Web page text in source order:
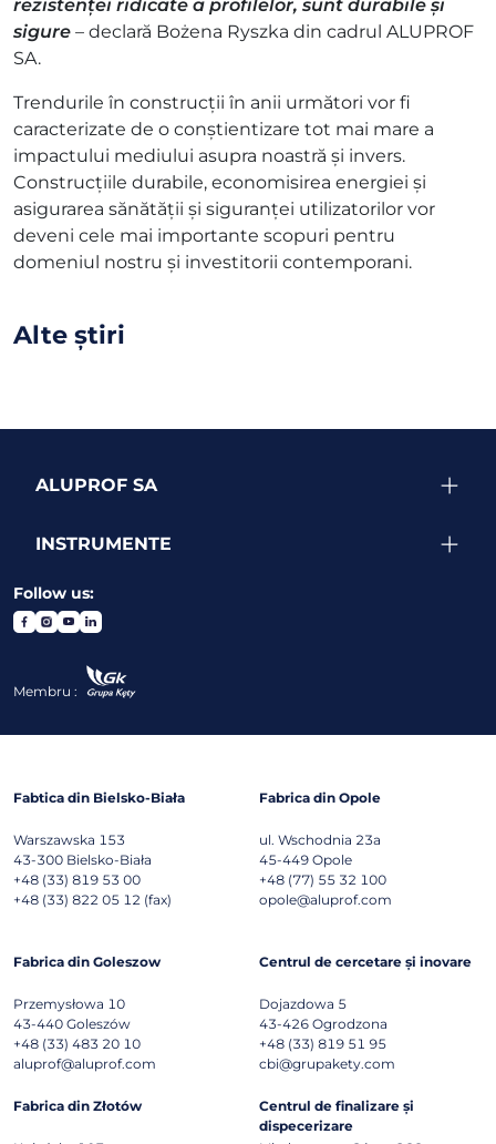
rezistenței ridicate a profilelor, sunt durabile și
sigure – declară Bożena Ryszka din cadrul ALUPROF
SA.
Trendurile în construcții în anii următori vor fi
caracterizate de o conștientizare tot mai mare a
impactului mediului asupra noastră și invers.
Construcțiile durabile, economisirea energiei și
asigurarea sănătății și siguranței utilizatorilor vor
deveni cele mai importante scopuri pentru
domeniul nostru și investitorii contemporani.
Alte știri
ALUPROF SA
INSTRUMENTE
Follow us:
Membru :
Fabtica din Bielsko-Biała
Warszawska 153
43-300 Bielsko-Biała
+48 (33) 819 53 00
+48 (33) 822 05 12 (fax)
Fabrica din Opole
ul. Wschodnia 23a
45-449 Opole
+48 (77) 55 32 100
opole@aluprof.com
Fabrica din Goleszow
Przemysłowa 10
43-440 Goleszów
+48 (33) 483 20 10
aluprof@aluprof.com
Centrul de cercetare și inovare
Dojazdowa 5
43-426 Ogrodzona
+48 (33) 819 51 95
cbi@grupakety.com
Fabrica din Złotów
Centrul de finalizare și
dispecerizare